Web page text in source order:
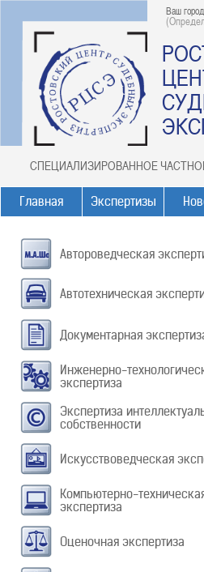
Ваш
СПЕЦИАЛИЗИРОВАННОЕ
Главная Экспертизы
Автороведческая
Автотехническая
Документарная
Инженерно-
экспертиза
Экспертиза
собственности
Искусствоведческая
Компьютерно-
экспертиза
Оценочная экспертиза